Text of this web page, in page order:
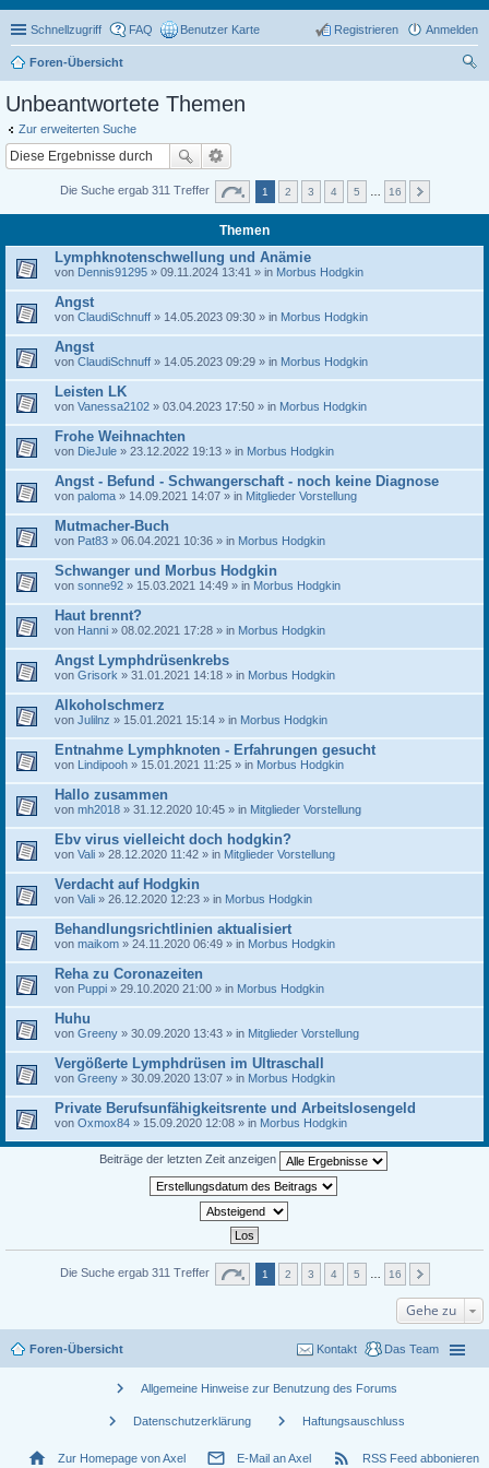
Schnellzugriff FAQ Benutzer Karte Anmelden
Registrieren
Foren-Übersicht
Unbeantwortete Themen
Zur erweiterten Suche
Die Suche ergab 311 Treffer 1 2 3 4 5 16
Themen
Lymphknotenschwellung und Anämie
von Dennis91295 » 09.11.2024 13:41 » in Morbus Hodgkin
Angst
von ClaudiSchnuff » 14.05.2023 09:30 » in Morbus Hodgkin
Angst
von ClaudiSchnuff » 14.05.2023 09:29 » in Morbus Hodgkin
Leisten LK
von Vanessa2102 » 03.04.2023 17:50 » in Morbus Hodgkin
Frohe Weihnachten
von DieJule » 23.12.2022 19:13 » in Morbus Hodgkin
Angst - Befund - Schwangerschaft - noch keine Diagnose
von paloma » 14.09.2021 14:07 » in Mitglieder Vorstellung
Mutmacher-Buch
von Pat83 » 06.04.2021 10:36 » in Morbus Hodgkin
Schwanger und Morbus Hodgkin
von sonne92 » 15.03.2021 14:49 » in Morbus Hodgkin
Haut brennt?
von Hanni » 08.02.2021 17:28 » in Morbus Hodgkin
Angst Lymphdrüsenkrebs
von Grisork » 31.01.2021 14:18 » in Morbus Hodgkin
Alkoholschmerz
von Julilnz » 15.01.2021 15:14 » in Morbus Hodgkin
Entnahme Lymphknoten - Erfahrungen gesucht
von Lindipooh » 15.01.2021 11:25 » in Morbus Hodgkin
Hallo zusammen
von mh2018 » 31.12.2020 10:45 » in Mitglieder Vorstellung
Ebv virus vielleicht doch hodgkin?
von Vali » 28.12.2020 11:42 » in Mitglieder Vorstellung
Verdacht auf Hodgkin
von Vali » 26.12.2020 12:23 » in Morbus Hodgkin
Behandlungsrichtlinien aktualisiert
von maikom » 24.11.2020 06:49 » in Morbus Hodgkin
Reha zu Coronazeiten
von Puppi » 29.10.2020 21:00 » in Morbus Hodgkin
Huhu
von Greeny » 30.09.2020 13:43 » in Mitglieder Vorstellung
Vergößerte Lymphdrüsen im Ultraschall
von Greeny » 30.09.2020 13:07 » in Morbus Hodgkin
Private Berufsunfähigkeitsrente und Arbeitslosengeld
von Oxmox84 » 15.09.2020 12:08 » in Morbus Hodgkin
Beiträge der letzten Zeit anzeigen
Die Suche ergab 311 Treffer 1 2 3 4 5 16
Gehe zu
Foren-Übersicht Das Team
Kontakt
chevron_right Allgemeine Hinweise zur Benutzung des Forums
chevron_right Datenschutzerklärung chevron_right Haftungsauschluss
home Zur Homepage von Axel mail_outline E-Mail an Axel rss_feed RSS Feed abbonieren